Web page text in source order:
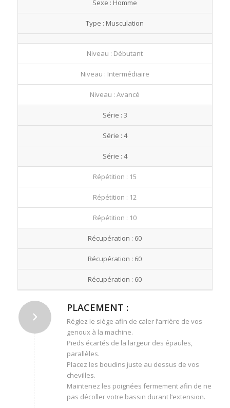
Sexe : Homme
Type : Musculation
Niveau : Débutant
Niveau : Intermédiaire
Niveau : Avancé
Série : 3
Série : 4
Série : 4
Répétition : 15
Répétition : 12
Répétition : 10
Récupération : 60
Récupération : 60
Récupération : 60
PLACEMENT :
Réglez le siège afin de caler l’arrière de vos
genoux à la machine.
Pieds écartés de la largeur des épaules,
parallèles.
Placez les boudins juste au dessus de vos
chevilles.
Maintenez les poignées fermement afin de ne
pas décoller votre bassin durant l’extension.